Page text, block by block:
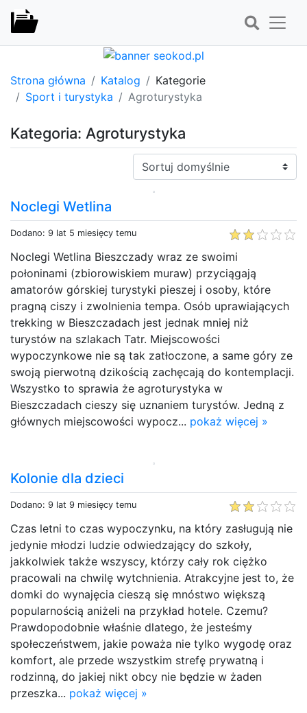
Strona główna Katalog
Kategorie
Sport i turystyka
Agroturystyka
Kategoria: Agroturystyka
Sortuj:
Noclegi Wetlina
Dodano: 9 lat 5 miesięcy temu
Noclegi Wetlina Bieszczady wraz ze swoimi
połoninami (zbiorowiskiem muraw) przyciągają
amatorów górskiej turystyki pieszej i osoby, które
pragną ciszy i zwolnienia tempa. Osób uprawiających
trekking w Bieszczadach jest jednak mniej niż
turystów na szlakach Tatr. Miejscowości
wypoczynkowe nie są tak zatłoczone, a same góry ze
swoją pierwotną dzikością zachęcają do kontemplacji.
Wszystko to sprawia że agroturystyka w
Bieszczadach cieszy się uznaniem turystów. Jedną z
głównych miejscowości wypocz... pokaż więcej »
Kolonie dla dzieci
Dodano: 9 lat 9 miesięcy temu
Czas letni to czas wypoczynku, na który zasługują nie
jedynie młodzi ludzie odwiedzający do szkoły,
jakkolwiek także wszyscy, którzy cały rok ciężko
pracowali na chwilę wytchnienia. Atrakcyjne jest to, że
domki do wynajęcia cieszą się mnóstwo większą
popularnością aniżeli na przykład hotele. Czemu?
Prawdopodobnie właśnie dlatego, że jesteśmy
społeczeństwem, jakie poważa nie tylko wygodę oraz
komfort, ale przede wszystkim strefę prywatną i
rodzinną, do jakiej nikt obcy nie będzie w żaden
przeszka... pokaż więcej »